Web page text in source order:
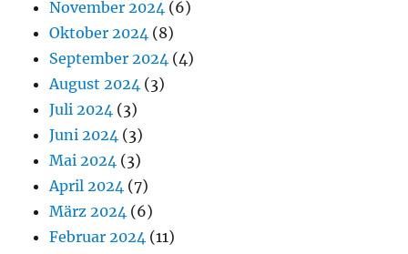
November 2024 (6)
Oktober 2024 (8)
September 2024 (4)
August 2024 (3)
Juli 2024 (3)
Juni 2024 (3)
Mai 2024 (3)
April 2024 (7)
März 2024 (6)
Februar 2024 (11)